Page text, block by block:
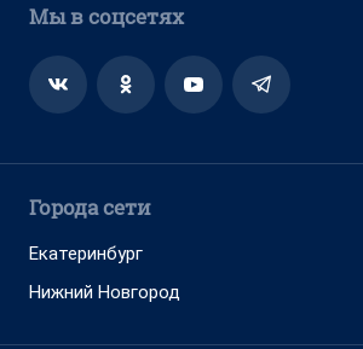
Мы в соцсетях
Города сети
Екатеринбург
Нижний Новгород